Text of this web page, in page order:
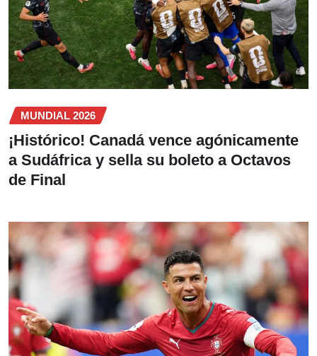
MUNDIAL 2026
¡Histórico! Canadá vence agónicamente
a Sudáfrica y sella su boleto a Octavos
de Final